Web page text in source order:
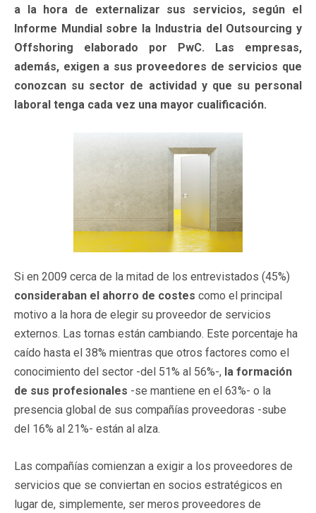
a la hora de externalizar sus servicios, según el
Informe Mundial sobre la Industria del Outsourcing y
Offshoring elaborado por PwC. Las empresas,
además, exigen a sus proveedores de servicios que
conozcan su sector de actividad y que su personal
laboral tenga cada vez una mayor cualificación.
Si en 2009 cerca de la mitad de los entrevistados (45%)
consideraban el ahorro de costes como el principal
motivo a la hora de elegir su proveedor de servicios
externos. Las tornas están cambiando. Este porcentaje ha
caído hasta el 38% mientras que otros factores como el
conocimiento del sector -del 51% al 56%-, la formación
de sus profesionales -se mantiene en el 63%- o la
presencia global de sus compañías proveedoras -sube
del 16% al 21%- están al alza.
Las compañías comienzan a exigir a los proveedores de
servicios que se conviertan en socios estratégicos en
lugar de, simplemente, ser meros proveedores de